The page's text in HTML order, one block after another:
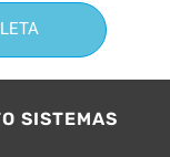
SISTEMAS